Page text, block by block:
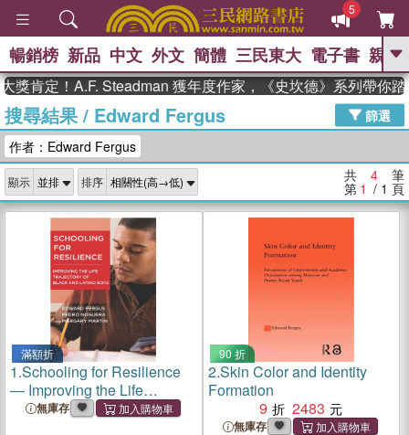
5
GO
熱搜： 東野圭吾 高希均教授回憶錄
、 The Odyssey 、 父親節 、 花開錦
李登輝時代 、 數學女孩：黎曼猜想
、
如果歷史是一
群喵 、 臺灣漫遊錄
暢銷榜 新品 中文 外文 簡體 三民東大 電子書 親子
獎肯定！A.F. Steadman 獲年度作家，《史坎德》系列帶你踏
搜尋結果/ Edward Fergus
篩選
作者：Edward Fergus
顯示 排序 共 4 筆
第 1 / 1 頁
滿額折
1.Schooling for Resilience
― Improving the Life
Trajectory of Black and
無庫存
90 折
2.Skin Color and Identity
Formation
9
2483
無庫存